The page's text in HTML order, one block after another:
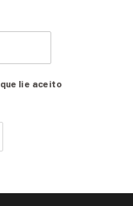
li e aceito